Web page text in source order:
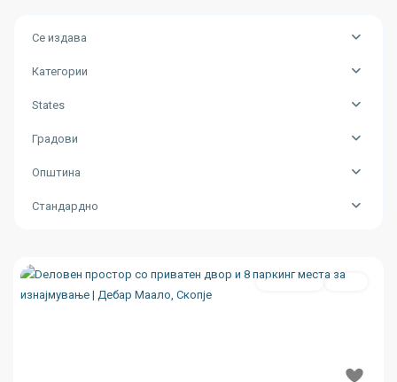
Се издава
Категории
States
Градови
Општина
Стандардно
Се издава Ново